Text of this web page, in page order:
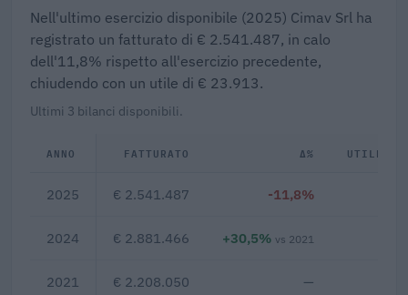
Nell'ultimo esercizio disponibile (2025) Cimav Srl ha
registrato un fatturato di € 2.541.487, in calo
dell'11,8% rispetto all'esercizio precedente,
chiudendo con un utile di € 23.913.
Ultimi 3 bilanci disponibili.
ANNO FATTURATO Δ% UTILE/
2025 € 2.541.487 -11,8%
2024 € 2.881.466 +30,5% vs 2021
2021 € 2.208.050 —